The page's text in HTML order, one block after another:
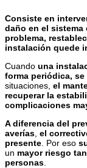
Consiste en
daño en el sistema
problema,
instalación quede
Cuando una
forma periódica,
situaciones, el
recuperar la
complicaciones
A diferencia del
averías el
presente . Por eso
un mayor riesgo
personas